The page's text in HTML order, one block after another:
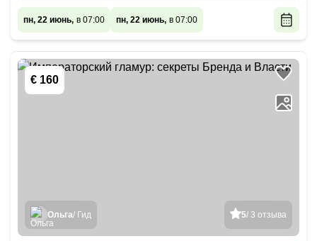
пн, 22 июнь, в 07:00 пн, 22 июнь, в 07:00
€ 160
5/ 3 отзыва
Ольга/ Гид